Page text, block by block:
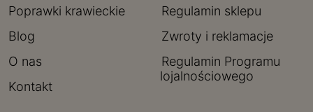
Poprawki krawieckie
Blog
O nas
Kontakt
Regulamin sklepu
Zwroty i reklamacje
Regulamin Programu
lojalnościowego